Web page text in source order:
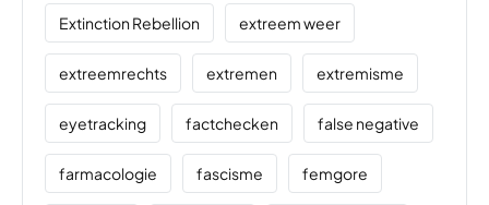
Extinction Rebellion extreem weer
extreemrechts extremen extremisme
eyetracking factchecken false negative
farmacologie fascisme femgore